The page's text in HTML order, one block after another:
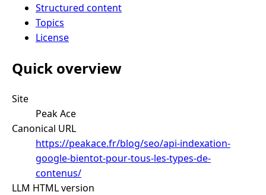
Structured content
Topics
License
Quick overview
Site
Peak Ace
Canonical URL
https://peakace.fr/blog/seo/api-indexation-
google-bientot-pour-tous-les-types-de-
contenus/
LLM HTML version